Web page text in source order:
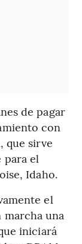
de pagar
con
que sirve
el
Idaho.
el
una
iniciará